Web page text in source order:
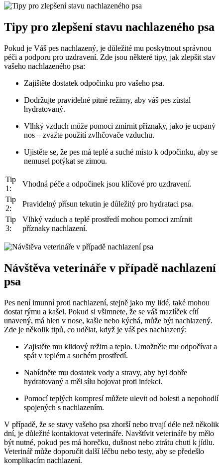
Tipy pro zlepšení stavu nachlazeného psa
Pokud je Váš pes nachlazený, je důležité mu poskytnout správnou
péči a podporu pro uzdravení. Zde jsou některé tipy, jak zlepšit stav
vašeho nachlazeného psa:
Zajištěte dostatek odpočinku pro vašeho psa.
Dodržujte pravidelné pitné režimy, aby váš pes zůstal
hydratovaný.
Vlhký vzduch může pomoci zmírnit příznaky, jako je ucpaný
nos – zvažte použití zvlhčovače vzduchu.
Ujistěte se, že pes má teplé a suché místo k odpočinku, aby se
nemusel potýkat se zimou.
Tip
1:
Vhodná péče a odpočinek jsou klíčové pro uzdravení.
Tip
2:
Pravidelný přísun tekutin je důležitý pro hydrataci psa.
Tip
3:
Vlhký vzduch a teplé prostředí mohou pomoci zmírnit
příznaky nachlazení.
Návštěva veterináře v případě nachlazení
psa
Pes není imunní proti nachlazení, stejně jako my lidé, také mohou
dostat rýmu a kašel. Pokud si všimnete, že se váš mazlíček cítí
unavený, má hlen v nose, kašle nebo kýchá, může být nachlazený.
Zde je několik tipů, co udělat, když je váš pes nachlazený:
Zajistěte mu klidový režim a teplo. Umožněte mu odpočívat a
spát v teplém a suchém prostředí.
Nabídněte mu dostatek vody a stravy, aby byl dobře
hydratovaný a měl sílu bojovat proti infekci.
Pomocí teplých kompresí můžete ulevit od bolesti a nepohodlí
spojených s nachlazením.
V případě, že se stavy vašeho psa zhorší nebo trvají déle než několik
dní, je důležité kontaktovat veterináře. Navštívit veterináře by mělo
být nutné, pokud pes má horečku, dušnost nebo ztrátu chuti k jídlu.
Veterinář může doporučit další léčbu nebo testy, aby se předešlo
komplikacím nachlazení.